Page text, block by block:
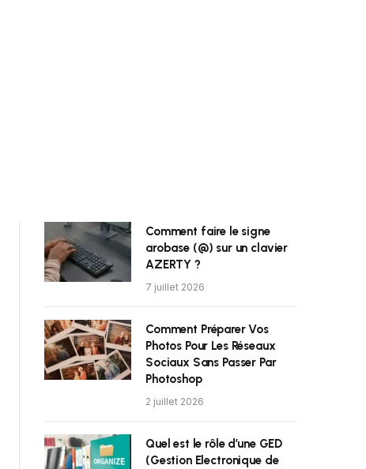
Comment faire le signe
arobase (@) sur un clavier
AZERTY ?
7 juillet 2026
Comment Préparer Vos
Photos Pour Les Réseaux
Sociaux Sans Passer Par
Photoshop
2 juillet 2026
Quel est le rôle d’une GED
(Gestion Electronique de